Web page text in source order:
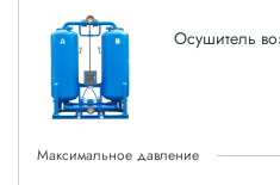
Осушитель
Максимальное давление